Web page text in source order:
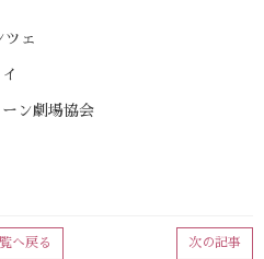
ェ
ン劇場協会
次の記事
へ戻る